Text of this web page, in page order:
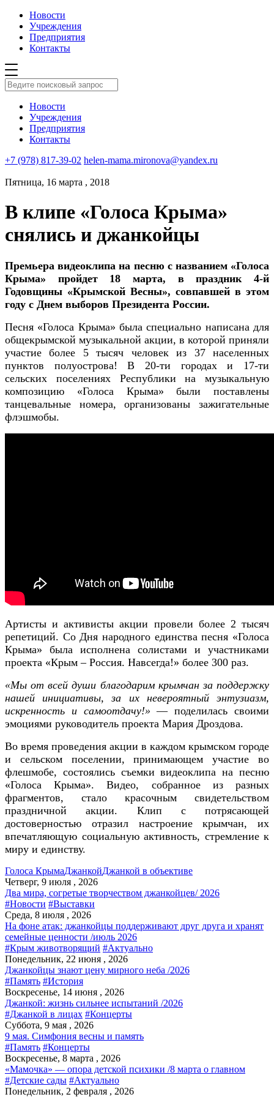
Новости
Учреждения
Предприятия
Контакты
Новости
Учреждения
Предприятия
Контакты
+7 (978) 817-39-02 helen-mama.mironova@yandex.ru
Пятница, 16 марта , 2018
В клипе «Голоса Крыма»
снялись и джанкойцы
Премьера видеоклипа на песню с названием «Голоса
Крыма» пройдет 18 марта, в праздник 4-й
Годовщины «Крымской Весны», совпавшей в этом
году с Днем выборов Президента России.
Песня «Голоса Крыма» была специально написана для
общекрымской музыкальной акции, в которой приняли
участие более 5 тысяч человек из 37 населенных
пунктов полуострова! В 20-ти городах и 17-ти
сельских поселениях Республики на музыкальную
композицию «Голоса Крыма» были поставлены
танцевальные номера, организованы зажигательные
флэшмобы.
Артисты и активисты акции провели более 2 тысяч
репетиций. Со Дня народного единства песня «Голоса
Крыма» была исполнена солистами и участниками
проекта «Крым – Россия. Навсегда!» более 300 раз.
«Мы от всей души благодарим крымчан за поддержку
нашей инициативы, за их невероятный энтузиазм,
искренность и самоотдачу!» — поделилась своими
эмоциями руководитель проекта Мария Дроздова.
Во время проведения акции в каждом крымском городе
и сельском поселении, принимающем участие во
флешмобе, состоялись съемки видеоклипа на песню
«Голоса Крыма». Видео, собранное из разных
фрагментов, стало красочным свидетельством
праздничной акции. Клип с потрясающей
достоверностью отразил настроение крымчан, их
впечатляющую социальную активность, стремление к
миру и единству.
Голоса КрымаДжанкойДжанкой в объективе
Четверг, 9 июля , 2026
Два мира, согретые творчеством джанкойцев/ 2026
#Новости #Выставки
Среда, 8 июля , 2026
На фоне атак: джанкойцы поддерживают друг друга и хранят
семейные ценности /июль 2026
#Крым животворящий #Актуально
Понедельник, 22 июня , 2026
Джанкойцы знают цену мирного неба /2026
#Память #История
Воскресенье, 14 июня , 2026
Джанкой: жизнь сильнее испытаний /2026
#Джанкой в лицах #Концерты
Суббота, 9 мая , 2026
9 мая. Симфония весны и память
#Память #Концерты
Воскресенье, 8 марта , 2026
«Мамочка» — опора детской психики /8 марта о главном
#Детские сады #Актуально
Понедельник, 2 февраля , 2026